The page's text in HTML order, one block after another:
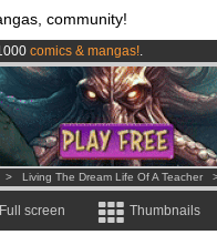
community!
comics & mangas!.
!.
per month !Get membership
> Living The Dream Life Of A Teacher
Full screen Thumbnails